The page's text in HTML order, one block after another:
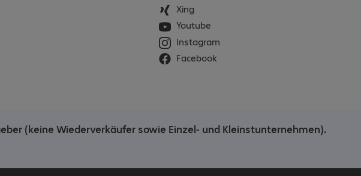
Xing
Youtube
Instagram
Facebook
(keine Wiederverkäufer sowie Einzel- und Kleinstunternehmen).